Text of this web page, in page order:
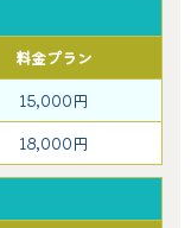
料金プラン
15,000円
18,000円